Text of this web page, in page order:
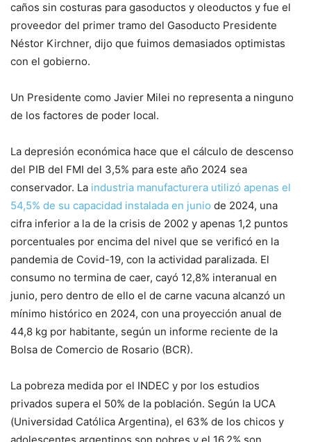
caños sin costuras para gasoductos y oleoductos y fue el
proveedor del primer tramo del Gasoducto Presidente
Néstor Kirchner, dijo que fuimos demasiados optimistas
con el gobierno.
Un Presidente como Javier Milei no representa a ninguno
de los factores de poder local.
La depresión económica hace que el cálculo de descenso
del PIB del FMI del 3,5% para este año 2024 sea
conservador. La industria manufacturera utilizó apenas el
54,5% de su capacidad instalada en junio de 2024, una
cifra inferior a la de la crisis de 2002 y apenas 1,2 puntos
porcentuales por encima del nivel que se verificó en la
pandemia de Covid-19, con la actividad paralizada. El
consumo no termina de caer, cayó 12,8% interanual en
junio, pero dentro de ello el de carne vacuna alcanzó un
mínimo histórico en 2024, con una proyección anual de
44,8 kg por habitante, según un informe reciente de la
Bolsa de Comercio de Rosario (BCR).
La pobreza medida por el INDEC y por los estudios
privados supera el 50% de la población. Según la UCA
(Universidad Católica Argentina), el 63% de los chicos y